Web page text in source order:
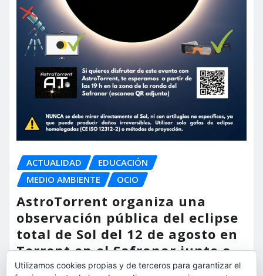
ACTUALIDAD
EDUCACIÓN
MEDIO AMBIENTE
OCIO
AstroTorrent organiza una
observación pública del eclipse
total de Sol del 12 de agosto en
Torrent en el Safranar junto a
las vías del AVE
Utilizamos cookies propias y de terceros para garantizar el